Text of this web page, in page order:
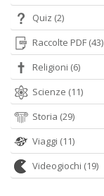
Quiz (2)
Raccolte PDF (43)
Religioni (6)
Scienze (11)
Storia (29)
Viaggi (11)
Videogiochi (19)